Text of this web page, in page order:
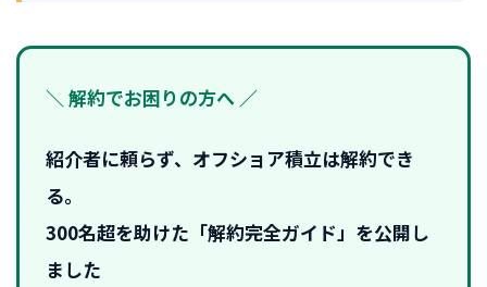
＼ 解約でお困りの方へ ／
紹介者に頼らず、オフショア積立は解約でき
る。
300名超を助けた「解約完全ガイド」を公開し
ました